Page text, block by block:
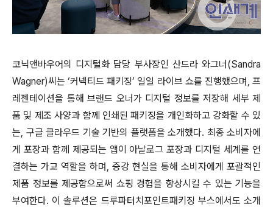
코닉앤바우어의 디지털화 담당 부사장인 산드라 와그너(Sandra
Wagner)씨는 ‘커넥티드 패키징’ 일일 라이브 쇼를 진행했으며, 프
레젠테이션을 통해 브랜드 오너가 디지털 정보를 저장해 세부 제
품 및 제조 사양과 함께 인쇄된 패키징을 개인화하고 강화할 수 있
는, 구글 클라우드 기술 기반의 플랫폼을 소개했다. 최종 소비자에
게 포장과 함께 제공되는 앱이 아날로그 포장과 디지털 세계를 연
결하는 가교 역할을 하며, 증강 현실을 통해 소비자에게 포괄적인
제품 정보를 제공함으로써 쇼핑 경험을 향상시킬 수 있는 기능을
부여한다. 이 솔루션은 드루파터치포인트패키징 부스에서도 소개